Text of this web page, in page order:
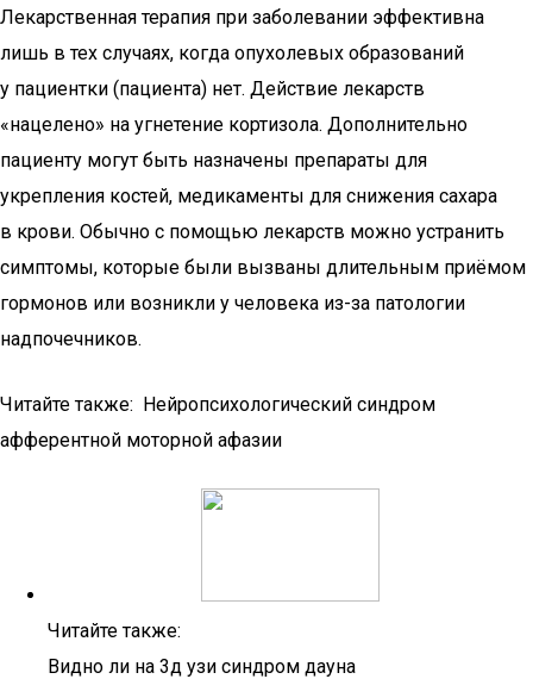
Лекарственная терапия при заболевании эффективна
лишь в тех случаях, когда опухолевых образований
у пациентки (пациента) нет. Действие лекарств
«нацелено» на угнетение кортизола. Дополнительно
пациенту могут быть назначены препараты для
укрепления костей, медикаменты для снижения сахара
в крови. Обычно с помощью лекарств можно устранить
симптомы, которые были вызваны длительным приёмом
гормонов или возникли у человека из-за патологии
надпочечников.
Читайте также: Нейропсихологический синдром
афферентной моторной афазии
Читайте также:
Видно ли на 3д узи синдром дауна